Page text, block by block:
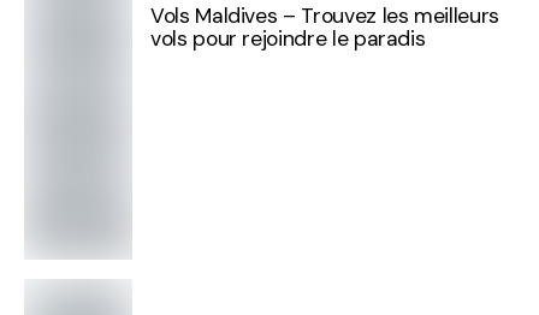
Vols Maldives – Trouvez les meilleurs
vols pour rejoindre le paradis